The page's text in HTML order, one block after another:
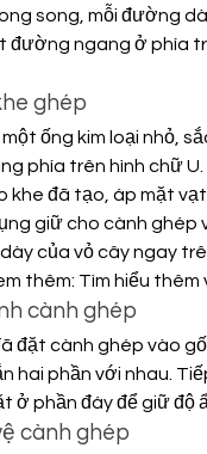
song, mỗi đường
đường ngang ở phía
ghép
ống kim loại nhỏ,
phía trên hình chữ
khe đã tạo, áp mặt
giữ cho cành ghép
của vỏ cây ngay
thêm: Tìm hiểu thêm
cành ghép
đặt cành ghép vào
hai phần với nhau.
ở phần đáy để giữ độ
cành ghép